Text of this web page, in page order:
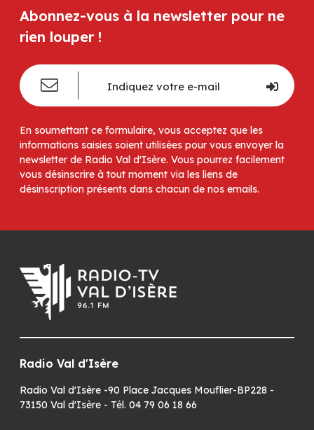
Abonnez-vous à la newsletter pour ne
rien louper !
En soumettant ce formulaire, vous acceptez que les
informations saisies soient utilisées pour vous envoyer la
newsletter de Radio Val d'Isère. Vous pourrez facilement
vous désinscrire à tout moment via les liens de
désinscription présents dans chacun de nos emails.
Radio Val d'Isère
Radio Val d'Isère -90 Place Jacques Mouflier-BP228 -
73150 Val d'Isère - Tél. 04 79 06 18 66